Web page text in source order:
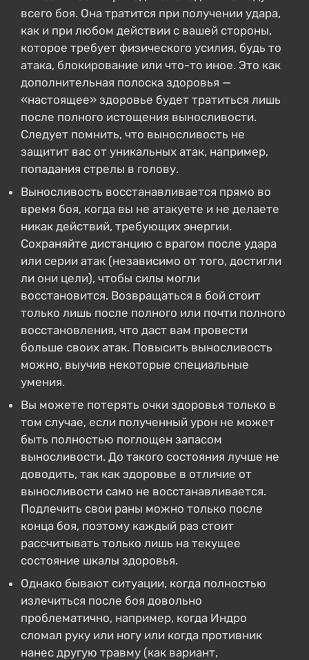
всего боя. Она тратится при получении удара,
как и при любом действии с вашей стороны,
которое требует физического усилия, будь то
атака, блокирование или что-то иное. Это как
дополнительная полоска здоровья —
«настоящее» здоровье будет тратиться лишь
после полного истощения выносливости.
Следует помнить, что выносливость не
защитит вас от уникальных атак, например,
попадания стрелы в голову.
Выносливость восстанавливается прямо во
время боя, когда вы не атакуете и не делаете
никак действий, требующих энергии.
Сохраняйте дистанцию с врагом после удара
или серии атак (независимо от того, достигли
ли они цели), чтобы силы могли
восстановится. Возвращаться в бой стоит
только лишь после полного или почти полного
восстановления, что даст вам провести
больше своих атак. Повысить выносливость
можно, выучив некоторые специальные
умения.
Вы можете потерять очки здоровья только в
том случае, если полученный урон не может
быть полностью поглощен запасом
выносливости. До такого состояния лучше не
доводить, так как здоровье в отличие от
выносливости само не восстанавливается.
Подлечить свои раны можно только после
конца боя, поэтому каждый раз стоит
рассчитывать только лишь на текущее
состояние шкалы здоровья.
Однако бывают ситуации, когда полностью
излечиться после боя довольно
проблематично, например, когда Индро
сломал руку или ногу или когда противник
нанес другую травму (как вариант,